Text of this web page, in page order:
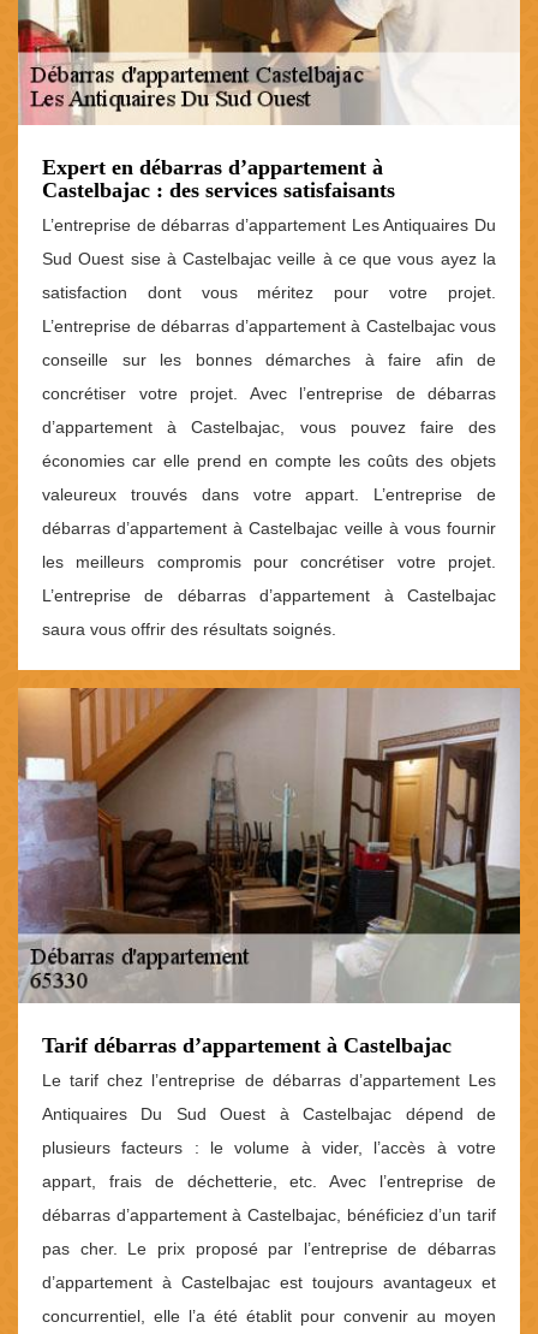
Expert en débarras d’appartement à
Castelbajac : des services satisfaisants
L’entreprise de débarras d’appartement Les Antiquaires Du
Sud Ouest sise à Castelbajac veille à ce que vous ayez la
satisfaction dont vous méritez pour votre projet.
L’entreprise de débarras d’appartement à Castelbajac vous
conseille sur les bonnes démarches à faire afin de
concrétiser votre projet. Avec l’entreprise de débarras
d’appartement à Castelbajac, vous pouvez faire des
économies car elle prend en compte les coûts des objets
valeureux trouvés dans votre appart. L’entreprise de
débarras d’appartement à Castelbajac veille à vous fournir
les meilleurs compromis pour concrétiser votre projet.
L’entreprise de débarras d’appartement à Castelbajac
saura vous offrir des résultats soignés.
Tarif débarras d’appartement à Castelbajac
Le tarif chez l’entreprise de débarras d’appartement Les
Antiquaires Du Sud Ouest à Castelbajac dépend de
plusieurs facteurs : le volume à vider, l’accès à votre
appart, frais de déchetterie, etc. Avec l’entreprise de
débarras d’appartement à Castelbajac, bénéficiez d’un tarif
pas cher. Le prix proposé par l’entreprise de débarras
d’appartement à Castelbajac est toujours avantageux et
concurrentiel, elle l’a été établit pour convenir au moyen